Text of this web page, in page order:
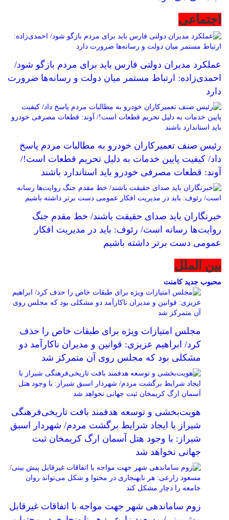
اجتماعی
عملکرد مدیران دولتی فارس باید برای مردم بازگو شود/
احمدی‌زاده: ارتباط مستمر میان دولت و رسانه‌ها ضرورت
دارد
رئیس صنف تعمیرکاران خودرو به مطالبات مردم پاسخ
داد/ کیفیت پایین خدمات به دلیل تحریم قطعات است!/
آوند: قطعات مصرفی خودرو باید استاندارد باشند
خبرنگاران باید صدای حقیقت باشند/ خط مقدم جنگ
روایت‌ها رسانه است/ رئوف: باید در مدیریت افکار
عمومی دست برتر داشته باشیم
بین الملل
محبوب جدیدکامنت
مجلس امتیازات ویژه برای طبقات خاص را حذف
کرد/ ابراهیم عزیزی: قوانین و مدیران ناکارآمد دو
مشکلی بود که مجلس روی آن متمرکز شد
هویت‌بخشی و توسعه هدفمند بافت تاریخی‌فرهنگی
شیراز با ایجاد شرایط برگشت مردم/ شهردار اسبق
شیراز: با وجود هتل آسمان ارگ کریمخان ثبت
جهانی نخواهد شد
زوم ساماندهی شهر جهت مواجه با اتفاقات غیرقابل